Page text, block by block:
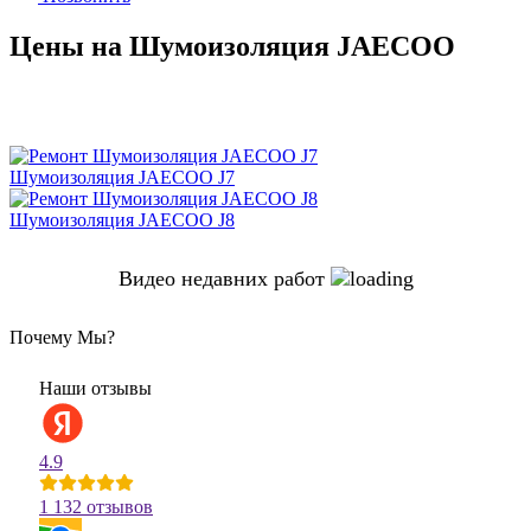
Цены на Шумоизоляция JAECOO
Шумоизоляция JAECOO J7
Шумоизоляция JAECOO J8
Видео недавних работ
Почему Мы?
Наши отзывы
4.9
1 132 отзывов